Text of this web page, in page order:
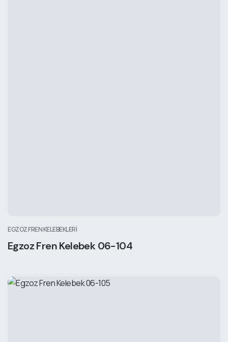
EGZOZ FREN KELEBEKLERI
Egzoz Fren Kelebek 06-104